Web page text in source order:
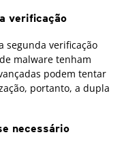
verificação
segunda verificação
malware tenham
podem tentar
portanto, a dupla
necessário